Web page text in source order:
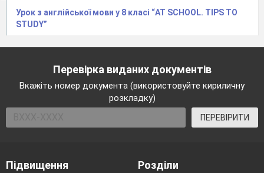
Урок з англійської мови у 8 класі “AT SCHOOL. TIPS TO
STUDY”
Перевірка виданих документів
Вкажіть номер документа (використовуйте кириличну
розкладку)
ПЕРЕВІРИТИ
Підвищення
Розділи